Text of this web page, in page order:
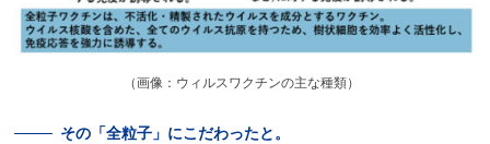
（画像：ウィルスワクチンの主な種類）
その「全粒子」 にこだわったと。